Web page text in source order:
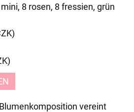
8 rosen, 8 fressien, grün
vereint